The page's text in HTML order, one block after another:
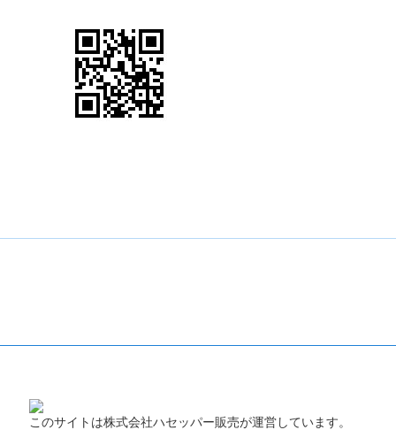
このサイトは株式会社ハセッパー販売が運営しています。